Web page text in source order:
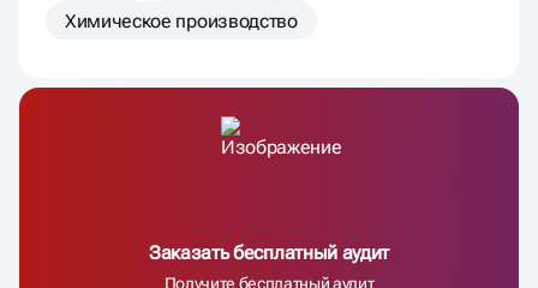
Гаражи
Финские сауны